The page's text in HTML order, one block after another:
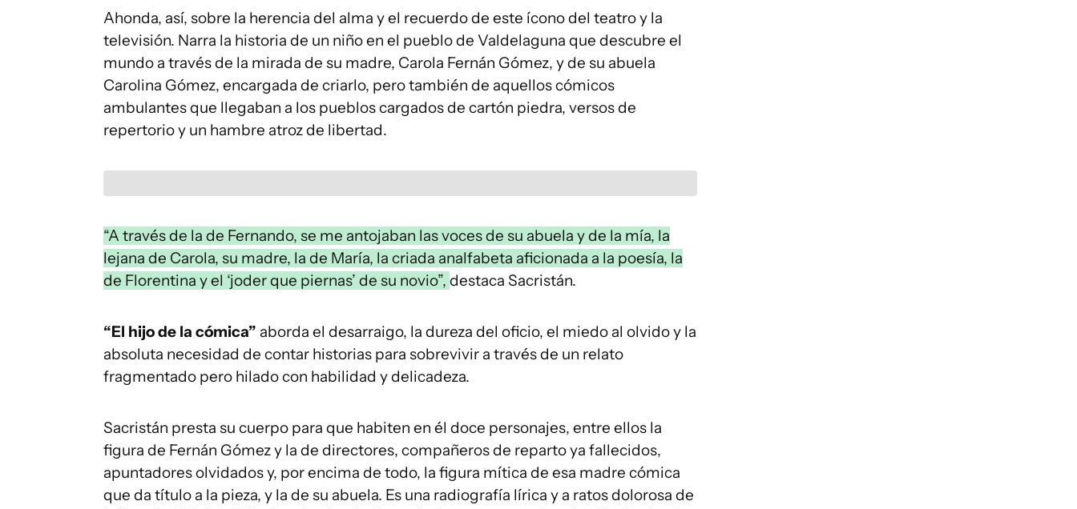
Ahonda, así, sobre la herencia del alma y el recuerdo de este ícono del teatro y la
televisión. Narra la historia de un niño en el pueblo de Valdelaguna que descubre el
mundo a través de la mirada de su madre, Carola Fernán Gómez, y de su abuela
Carolina Gómez, encargada de criarlo, pero también de aquellos cómicos
ambulantes que llegaban a los pueblos cargados de cartón piedra, versos de
repertorio y un hambre atroz de libertad.
“A través de la de Fernando, se me antojaban las voces de su abuela y de la mía, la
lejana de Carola, su madre, la de María, la criada analfabeta aficionada a la poesía, la
de Florentina y el ‘joder que piernas’ de su novio”, destaca Sacristán.
“El hijo de la cómica” aborda el desarraigo, la dureza del oficio, el miedo al olvido y la
absoluta necesidad de contar historias para sobrevivir a través de un relato
fragmentado pero hilado con habilidad y delicadeza.
Sacristán presta su cuerpo para que habiten en él doce personajes, entre ellos la
figura de Fernán Gómez y la de directores, compañeros de reparto ya fallecidos,
apuntadores olvidados y, por encima de todo, la figura mítica de esa madre cómica
que da título a la pieza, y la de su abuela. Es una radiografía lírica y a ratos dolorosa de